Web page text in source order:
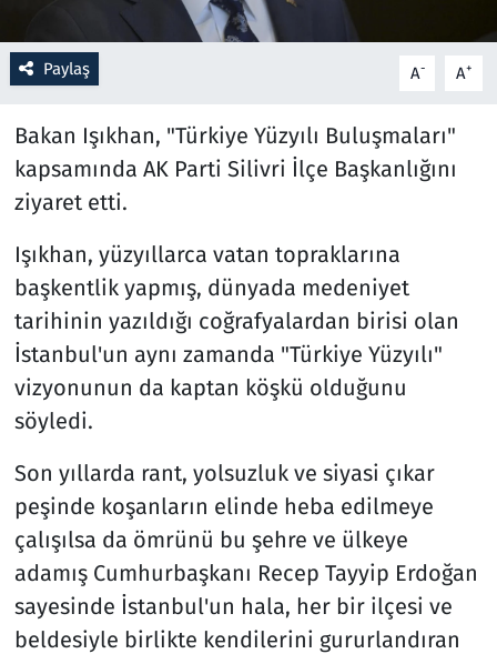
Paylaş A- A+
Bakan Işıkhan, "Türkiye Yüzyılı Buluşmaları"
kapsamında AK Parti Silivri İlçe Başkanlığını
ziyaret etti.
Işıkhan, yüzyıllarca vatan topraklarına
başkentlik yapmış, dünyada medeniyet
tarihinin yazıldığı coğrafyalardan birisi olan
İstanbul'un aynı zamanda "Türkiye Yüzyılı"
vizyonunun da kaptan köşkü olduğunu
söyledi.
Son yıllarda rant, yolsuzluk ve siyasi çıkar
peşinde koşanların elinde heba edilmeye
çalışılsa da ömrünü bu şehre ve ülkeye
adamış Cumhurbaşkanı Recep Tayyip Erdoğan
sayesinde İstanbul'un hala, her bir ilçesi ve
beldesiyle birlikte kendilerini gururlandıran
Seçim 2023
Spor
Teknoloji ve Bilim
Televizyon